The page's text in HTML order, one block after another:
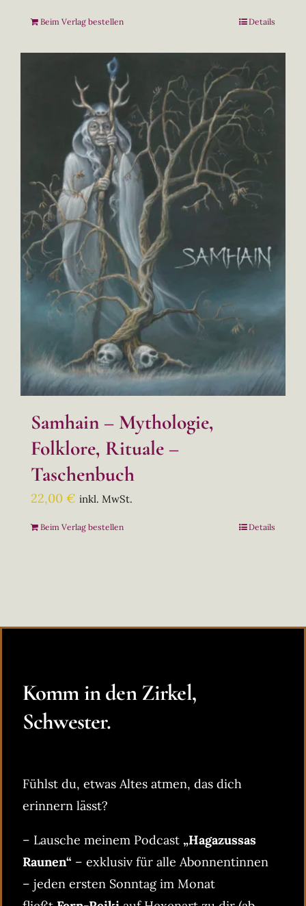
Beim Verlag bestellen Details
Samhain – Mythologie,
Folklore, Rituale –
Taschenbuch
22,00 € inkl. MwSt.
Beim Verlag bestellen Details
Komm in den Zirkel,
Schwester.
Fühlst du, etwas Altes atmen, das dich
erinnern lässt?
– Lausche meinem Podcast „Hagazussas
Raunen“ – exklusiv für alle Abonnentinnen
– jeden ersten Sonntag im Monat